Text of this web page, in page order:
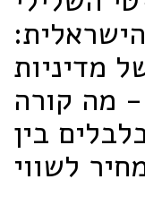
מדיניות
מה קורה
בין